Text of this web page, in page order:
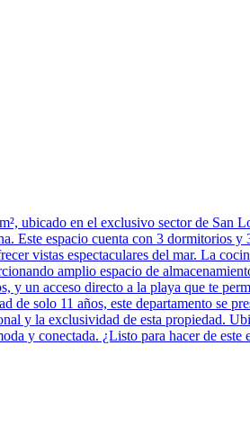
ubicado en el exclusivo sector de San
Este espacio cuenta con 3 dormitorios
vistas espectaculares del mar. La
amplio espacio de
y un acceso directo a la playa que te
solo 11 años, este departamento se
y la exclusividad de esta propiedad.
y conectada. ¿Listo para hacer de